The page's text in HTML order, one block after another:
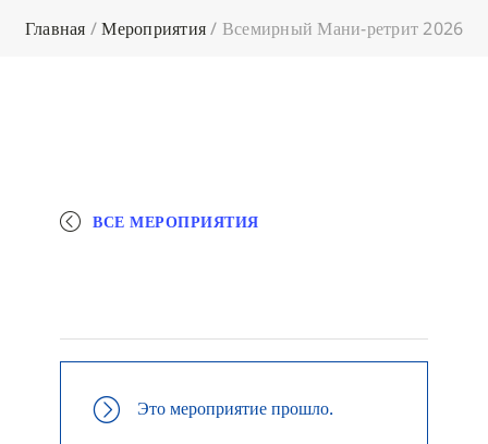
Главная /Мероприятия/ Всемирный Мани-ретрит 2026
ВСЕ МЕРОПРИЯТИЯ
Это мероприятие прошло.